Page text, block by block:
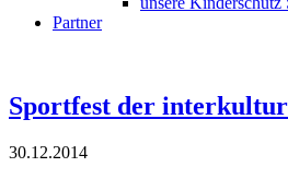
Partner
Sportfest der
30.12.2014